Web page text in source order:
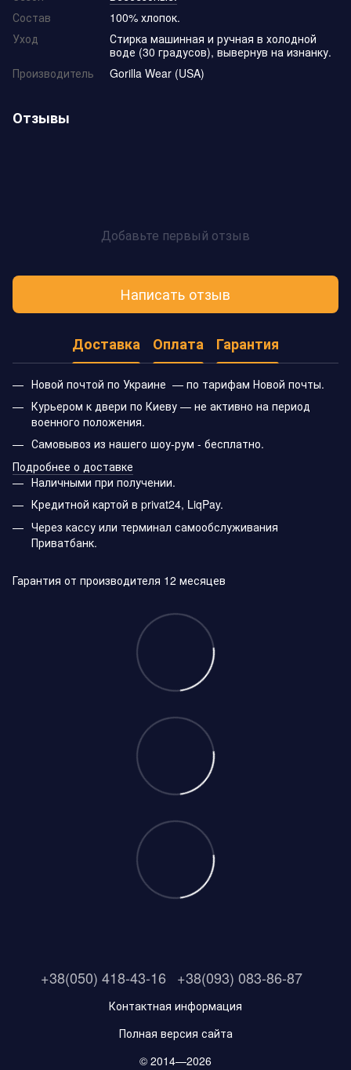
Состав
100% хлопок.
Уход
Стирка машинная и ручная в холодной
воде (30 градусов), вывернув на изнанку.
Производитель
Gorilla Wear (USA)
Отзывы
Добавьте первый отзыв
Написать отзыв
Доставка Оплата Гарантия
Новой почтой по Украине — по тарифам Новой почты.
Курьером к двери по Киеву — не активно на период
военного положения.
Самовывоз из нашего шоу-рум - бесплатно.
Подробнее о доставке
Наличными при получении.
Кредитной картой в privat24, LiqPay.
Через кассу или терминал самообслуживания
Приватбанк.
Гарантия от производителя 12 месяцев
+38(050) 418-43-16 +38(093) 083-86-87
Контактная информация
Полная версия сайта
© 2014—2026